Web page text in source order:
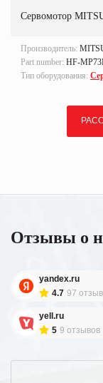
Сервомотор
Производитель:
Part number: HF-
Тип оборудования:
Отзывы о
yandex.ru
4.7 97
yell.ru
5 9 отзывов